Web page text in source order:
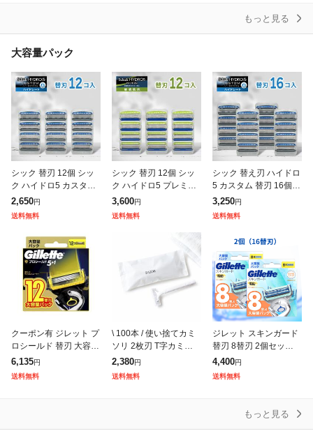
もっと見る
大容量パック
シック 替刃 12個 シッ
ク ハイドロ5 カスタム
替え刃 カミソリ 替刃 5
枚刃 プレミアム 極 シ
ック ジャパン Schic
2,650円
送料無料
シック 替刃 12個 シッ
ク ハイドロ5 プレミア
ム 替刃 敏感肌 カミソ
リ 替刃 5枚刃 プレミア
ム 替え刃 極 シック ジ
3,600円
送料無料
シック 替え刃 ハイドロ
5 カスタム 替刃 16個 5
枚刃 Schick HYDRO5
髭剃り ひげそり カミソ
リ ハイドロ ひ
3,250円
送料無料
クーポン有 ジレット プ
ロシールド 替刃 大容量
パック 12個入(定形外
郵便での配送)
6,135円
送料無料
\ 100本 / 使い捨てカミ
ソリ 2枚刃 T字カミソリ
業務用 ホテルアメニテ
ィ 髭剃り T字シェーバ
ー 剃刀 ひげそり ヒゲ
2,380円
送料無料
ジレット スキンガード
替刃 8替刃 2個セット
計16替刃入り 剃刀 ジレ
ット替え刃 電動 タイプ
カミソリ まとめ買い 業
4,400円
送料無料
もっと見る